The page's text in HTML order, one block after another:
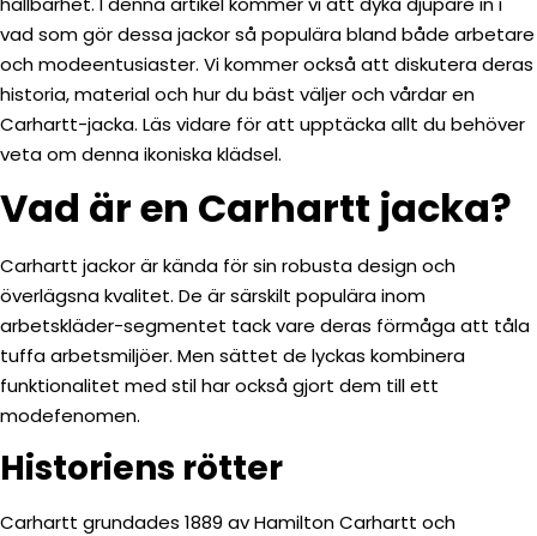
vad som gör dessa jackor så populära bland både arbetare
och modeentusiaster. Vi kommer också att diskutera deras
historia, material och hur du bäst väljer och vårdar en
Carhartt-jacka. Läs vidare för att upptäcka allt du behöver
veta om denna ikoniska klädsel.
Vad är en Carhartt jacka?
Carhartt jackor är kända för sin robusta design och
överlägsna kvalitet. De är särskilt populära inom
arbetskläder-segmentet tack vare deras förmåga att tåla
tuffa arbetsmiljöer. Men sättet de lyckas kombinera
funktionalitet med stil har också gjort dem till ett
modefenomen.
Historiens rötter
Carhartt grundades 1889 av Hamilton Carhartt och